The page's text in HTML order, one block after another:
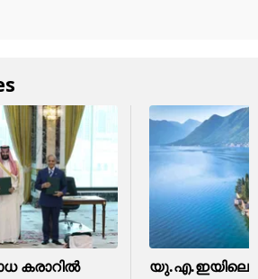
കരാറിൽ
യു.എ.ഇയിലെ